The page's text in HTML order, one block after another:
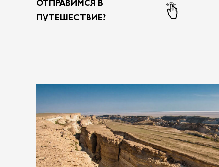
ОТПРАВИМСЯ В
ПУТЕШЕСТВИЕ?